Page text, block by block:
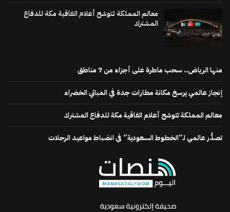
معالم المملكة تتوشح أعلام اتفاقية مكة للدفاع
المشترك
منها الرياض.. سحب ماطرة على أجزاء من 7 مناطق
إنجاز عالمي يرسخ مكانة مطارات جدة في المباني الخضراء
معالم المملكة تتوشح أعلام اتفاقية مكة للدفاع المشترك
تصدُّر عالمي لـ”الخطوط السعودية” في انضباط مواعيد الرحلات